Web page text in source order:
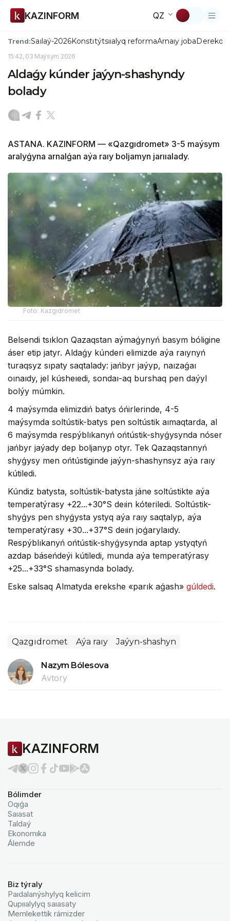
KAZINFORM QZ
Trend:Saılaý-2026Konstıtýtsııalyq reformaArnaıy jobaDerekqor
15:42, 03 Maýsym 2026
Aldaǵy kúnder jaýyn-shashyndy
bolady
ASTANA. KAZINFORM — «Qazgıdromet» 3-5 maýsym
aralyǵyna arnalǵan aýa raıy boljamyn jarııalady.
Foto: Kazgıdromet
Belsendi tsıklon Qazaqstan aýmaǵynyń basym bóligine
áser etip jatyr. Aldaǵy kúnderi elimizde aýa raıynyń
turaqsyz sıpaty saqtalady: jańbyr jaýyp, naızaǵaı
oınaıdy, jel kúsheıedi, sondaı-aq burshaq pen daýyl
bolýy múmkin.
4 maýsymda elimizdiń batys óńirlerinde, 4-5
maýsymda soltústik-batys pen soltústik aımaqtarda, al
6 maýsymda respýblıkanyń ońtústik-shyǵysynda nóser
jańbyr jaýady dep boljanyp otyr. Tek Qazaqstannyń
shyǵysy men ońtústiginde jaýyn-shashynsyz aýa raıy
kútiledi.
Kúndiz batysta, soltústik-batysta jáne soltústikte aýa
temperatýrasy +22...+30°S deıin kóteriledi. Soltústik-
shyǵys pen shyǵysta ystyq aýa raıy saqtalyp, aýa
temperatýrasy +30...+37°S deıin joǵarylaıdy.
Respýblıkanyń ońtústik-shyǵysynda aptap ystyqtyń
azdap báseńdeýi kútiledi, munda aýa temperatýrasy
+25...+33°S shamasynda bolady.
Eske salsaq Almatyda erekshe «parık aǵash» gúldedi.
Qazgıdromet Aýa raıy Jaýyn-shashyn
Nazym Bólesova
Avtory
KAZINFORM
Bólimder
Oqıǵa
Saıasat
Taldaý
Ekonomıka
Álemde
Biz týraly
Paıdalanýshylyq kelicim
Qupııalylyq saıasaty
Memlekettik rámizder